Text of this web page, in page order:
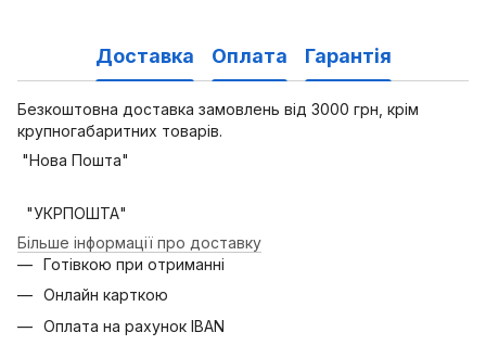
Доставка Оплата Гарантія
Безкоштовна доставка замовлень від 3000 грн, крім
крупногабаритних товарів.
"Нова Пошта"
"УКРПОШТА"
Більше інформації про доставку
Готівкою при отриманні
Онлайн карткою
Оплата на рахунок IBAN